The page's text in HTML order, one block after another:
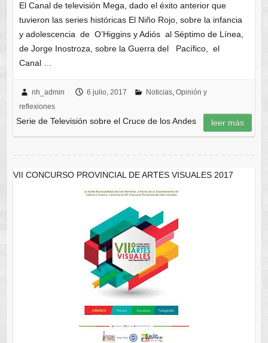
El Canal de televisión Mega, dado el éxito anterior que
tuvieron las series históricas El Niño Rojo, sobre la infancia
y adolescencia de O’Higgins y Adiós al Séptimo de Línea,
de Jorge Inostroza, sobre la Guerra del Pacífico, el
Canal …
nh_admin 6 julio, 2017 Noticias, Opinión y
reflexiones
Serie de Televisión sobre el Cruce de los Andes leer más
VII CONCURSO PROVINCIAL DE ARTES VISUALES 2017